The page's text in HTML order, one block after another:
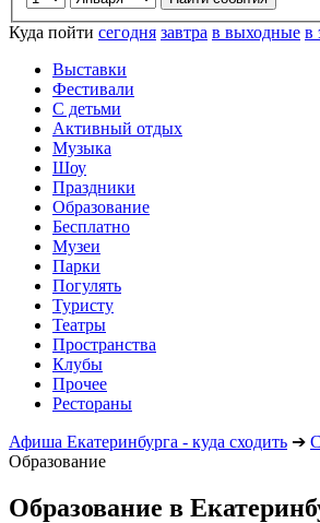
Куда пойти сегодня завтра в выходные в
Выставки
Фестивали
С детьми
Активный отдых
Музыка
Шоу
Праздники
Образование
Бесплатно
Музеи
Парки
Погулять
Туристу
Театры
Пространства
Клубы
Прочее
Рестораны
Афиша Екатеринбурга - куда сходить ➔
Образование
Образование в